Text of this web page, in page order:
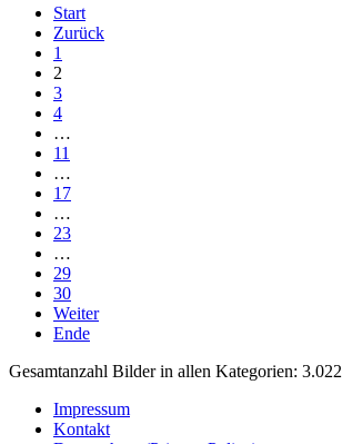
Start
Zurück
1
2
3
4
…
11
…
17
…
23
…
29
30
Weiter
Ende
Gesamtanzahl Bilder in allen Kategorien: 3.022
Impressum
Kontakt